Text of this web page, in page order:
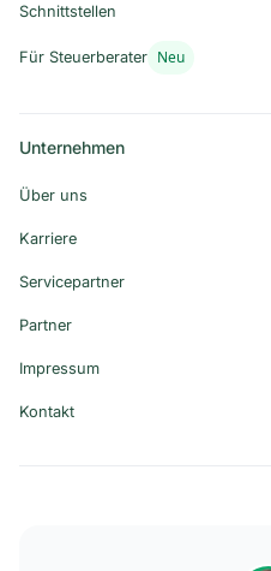
Schnittstellen
Für Steuerberater Neu
Unternehmen
Über uns
Karriere
Servicepartner
Partner
Impressum
Kontakt